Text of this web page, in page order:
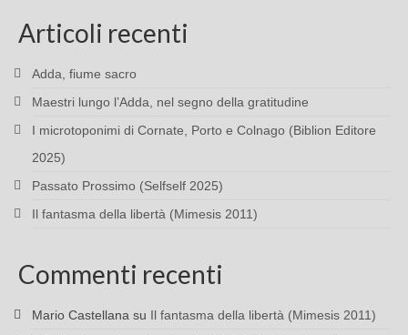
Articoli recenti
Adda, fiume sacro
Maestri lungo l’Adda, nel segno della gratitudine
I microtoponimi di Cornate, Porto e Colnago (Biblion Editore
2025)
Passato Prossimo (Selfself 2025)
Il fantasma della libertà (Mimesis 2011)
Commenti recenti
Mario Castellana su Il fantasma della libertà (Mimesis 2011)